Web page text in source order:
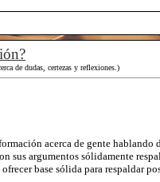
de dudas, certezas y reflexiones.)
acerca de gente hablando
sus argumentos sólidamente
base sólida para respaldar